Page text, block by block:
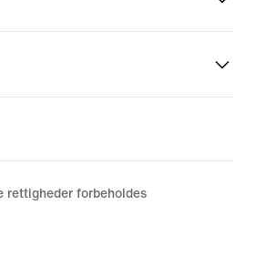
rettigheder forbeholdes